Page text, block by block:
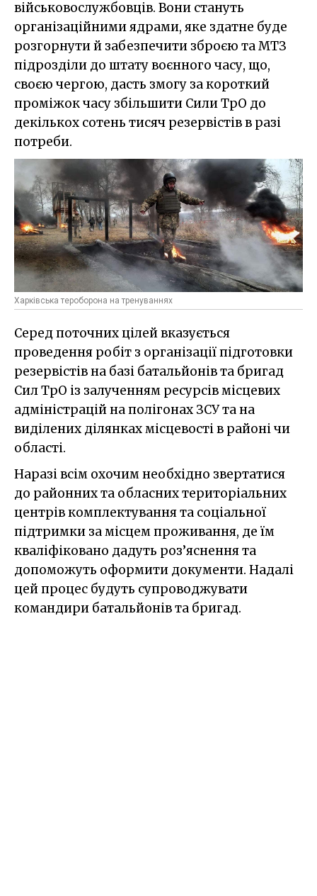
військовослужбовців. Вони стануть
організаційними ядрами, яке здатне буде
розгорнути й забезпечити зброєю та МТЗ
підрозділи до штату воєнного часу, що,
своєю чергою, дасть змогу за короткий
проміжок часу збільшити Сили ТрО до
декількох сотень тисяч резервістів в разі
потреби.
Харківська тероборона на тренуваннях
Серед поточних цілей вказується
проведення робіт з організації підготовки
резервістів на базі батальйонів та бригад
Сил ТрО із залученням ресурсів місцевих
адміністрацій на полігонах ЗСУ та на
виділених ділянках місцевості в районі чи
області.
Наразі всім охочим необхідно звертатися
до районних та обласних територіальних
центрів комплектування та соціальної
підтримки за місцем проживання, де їм
кваліфіковано дадуть роз’яснення та
допоможуть оформити документи. Надалі
цей процес будуть супроводжувати
командири батальйонів та бригад.